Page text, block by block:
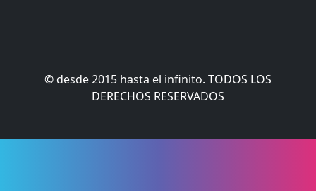
© desde 2015 hasta el infinito. TODOS LOS
DERECHOS RESERVADOS